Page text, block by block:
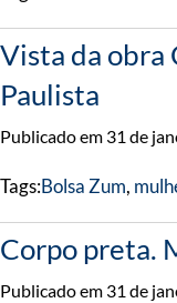
Vista da obra
Paulista
Publicado em 31 de
Tags:Bolsa Zum,
Corpo preta.
Publicado em 31 de